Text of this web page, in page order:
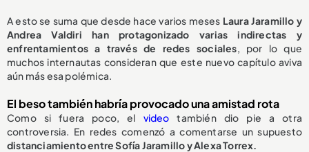
A esto se suma que desde hace varios meses Laura Jaramillo y
Andrea Valdiri han protagonizado varias indirectas y
enfrentamientos a través de redes sociales, por lo que
muchos internautas consideran que este nuevo capítulo aviva
aún más esa polémica.
El beso también habría provocado una amistad rota
Como si fuera poco, el videotambién dio pie a otra
controversia. En redes comenzó a comentarse un supuesto
distanciamiento entre Sofía Jaramillo y Alexa Torrex.